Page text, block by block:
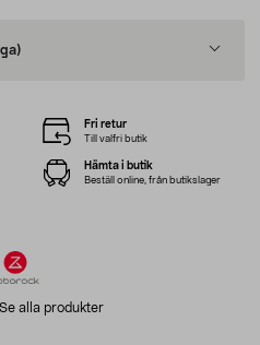
Se alla produkter
Fri retur
Till valfri butik
Hämta i butik
Beställ online, från butikslager